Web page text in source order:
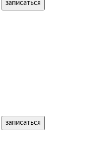
записаться
записаться